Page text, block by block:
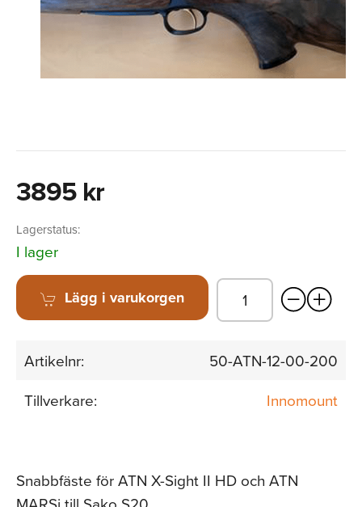
3895 kr
Lagerstatus:
I lager
Lägg i varukorgen
Artikelnr:
50-ATN-12-00-200
Tillverkare:
Innomount
Snabbfäste för ATN X-Sight II HD och ATN